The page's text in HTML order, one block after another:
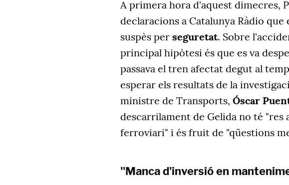
A primera hora d'aquest dimecres,
declaracions a Catalunya Ràdio que
suspès per seguretat. Sobre
principal hipòtesi és que es va
passava el tren afectat degut al
esperar els resultats de la
ministre de Transports, Óscar
descarrilament de Gelida no té "res
ferroviari" i és fruit de "qüestions
"Manca d'inversió en